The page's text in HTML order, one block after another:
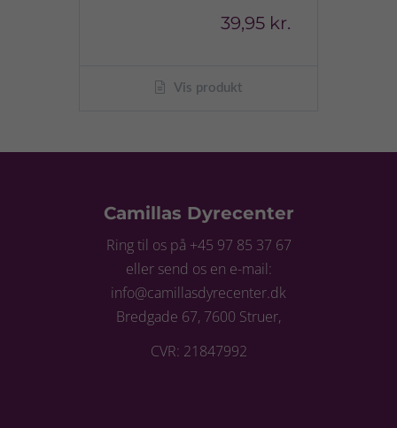
39,95 kr.
Vis produkt
Camillas Dyrecenter
Ring til os på +45 97 85 37 67
eller send os en e-mail:
info@camillasdyrecenter.dk
Bredgade 67, 7600 Struer,
CVR: 21847992